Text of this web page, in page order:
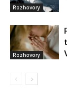
Rozhovory
Rozhovory